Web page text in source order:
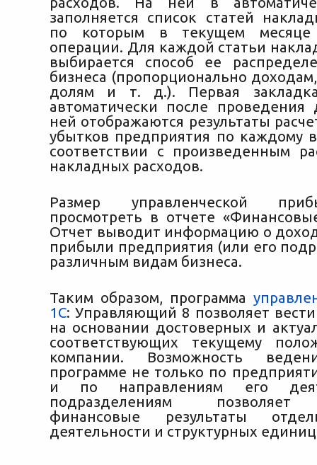
заполняется список статей
по которым в текущем месяце
операции. Для каждой статьи
выбирается способ ее
бизнеса (пропорционально
долям и т. д.). Первая закладка
автоматически после проведения
ней отображаются результаты
убытков предприятия по каждому
соответствии с произведенным
накладных расходов.
Размер управленческой
просмотреть в отчете
Отчет выводит информацию о
прибыли предприятия (или его
различным видам бизнеса.
Таким образом, программа
1С: Управляющий 8 позволяет
на основании достоверных и
соответствующих текущему
компании. Возможность
программе не только по
и по направлениям его
подразделениям позволяет
финансовые результаты
деятельности и структурных